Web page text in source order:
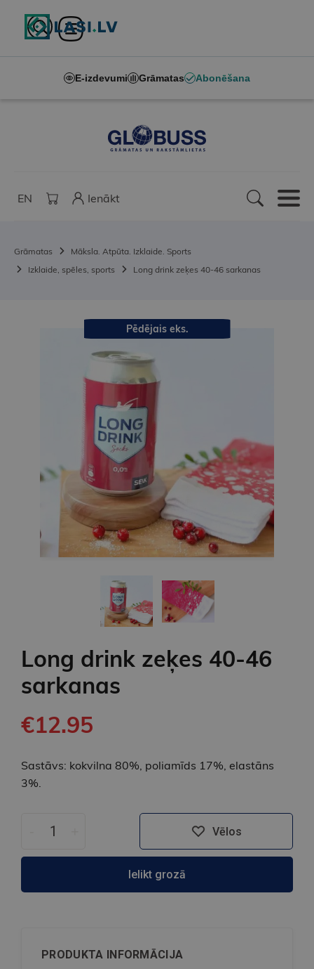
E-izdevumi Grāmatas Abonēšana
EN Ienākt
Grāmatas
Māksla. Atpūta. Izklaide. Sports
Izklaide, spēles, sports
Long drink zeķes 40-46 sarkanas
Pēdējais eks.
Long drink zeķes 40-46
sarkanas
€12.95
Sastāvs: kokvilna 80%, poliamīds 17%, elastāns
3%.
Vēlos
Ielikt grozā
PRODUKTA INFORMĀCIJA